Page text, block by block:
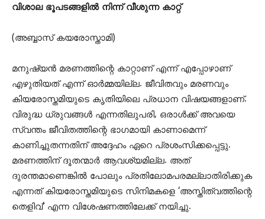
വിശാല ഭൂപടങ്ങളില്‍ നിന്ന് വീശുന്ന കാറ്റ്
(അബ്ബാസ് കയരോസ്താമി)
മനുഷ്യന്‍ മരണത്തിന്റെ കാറ്റാണ് എന്ന് എപ്പോഴാണ്
എഴുതിയത് എന്ന് ഓര്‍മ്മയില്ല. ജീവിതവും മരണവും
കിയരോസ്തമിയുടെ കൃതിയിലെ പ്രധാന വിഷയങ്ങളാണ്.
വിരുദ്ധ ധ്രുവങ്ങള്‍ എന്നതിലുപരി, ഒരാള്‍ക്ക് അവയെ
സ്വന്തം ജീവിതത്തിന്റെ ഭാഗമായി കാണാമെന്ന്
കാണിച്ചുതന്നതിന് അദ്ദേഹം ഏറെ പ്രശംസിക്കപ്പെട്ടു.
മരണത്തിന് ദൂതന്മാര്‍ ആവശ്യമില്ല. അത്
ദുരന്തമാണെങ്കില്‍ പോലും പ്രതിലോമപരമല്ലാതിരിക്കുക
എന്നത് കിയരോസ്തമിയുടെ സിനിമകളെ ‘അസ്തിത്വത്തിന്റെ
തെളിവ്’ എന്ന വിശേഷണത്തിലേക്ക് നയിച്ചു.